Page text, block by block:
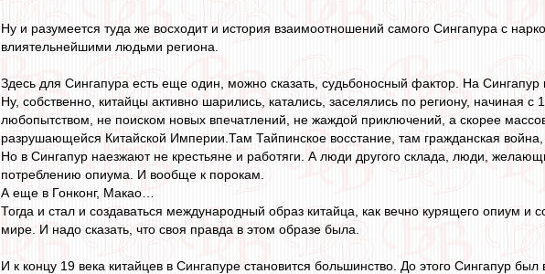
Ну и разумеется туда же восходит и история взаимоотношений самого Сингапура с
влиятельнейшими людьми региона.
Здесь для Сингапура есть еще один, можно сказать, судьбоносный фактор. На Сингапур
Ну, собственно, китайцы активно шарились, катались, заселялись по региону, начиная с
любопытством, не поиском новых впечатлений, не жаждой приключений, а скорее
разрушающейся Китайской Империи.Там Тайпинское восстание, там гражданская
Но в Сингапур наезжают не крестьяне и работяги. А люди другого склада, люди,
потреблению опиума. И вообще к порокам.
А еще в Гонконг, Макао…
Тогда и стал и создаваться международный образ китайца, как вечно курящего опиум
мире. И надо сказать, что своя правда в этом образе была.
И к концу 19 века китайцев в Сингапуре становится большинство. До этого Сингапур